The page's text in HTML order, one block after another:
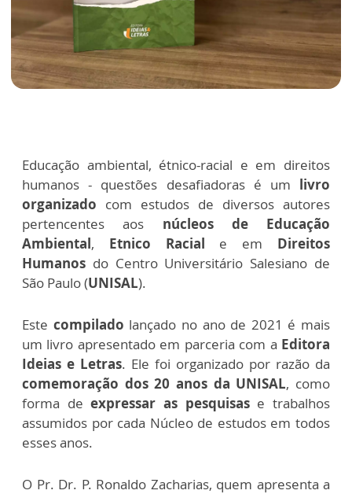
Educação ambiental, étnico-racial e em direitos
humanos - questões desafiadoras é um livro
organizado com estudos de diversos autores
pertencentes aos núcleos de Educação
Ambiental, Etnico Racial e em Direitos
Humanos do Centro Universitário Salesiano de
São Paulo (UNISAL).
Este compilado lançado no ano de 2021 é mais
um livro apresentado em parceria com a Editora
Ideias e Letras. Ele foi organizado por razão da
comemoração dos 20 anos da UNISAL, como
forma deexpressar as pesquisase trabalhos
assumidos por cada Núcleo de estudos em todos
esses anos.
O Pr. Dr. P. Ronaldo Zacharias, quem apresenta a